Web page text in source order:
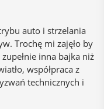
auto i strzelania
Trochę mi zajęło by
inna bajka niż
współpraca z
technicznych i